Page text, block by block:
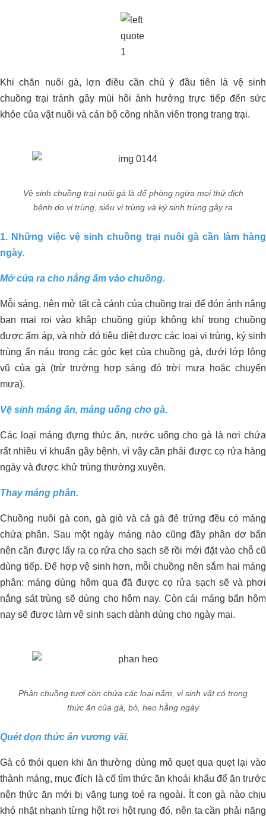
Khi chăn nuôi gà, lợn điều cần chú ý đầu tiên là vệ sinh
chuồng trại tránh gây mùi hôi ảnh hưởng trực tiếp đến sức
khỏe của vật nuôi và cán bộ công nhân viên trong trang trại.
Vệ sinh chuồng trại nuôi gà là để phòng ngừa mọi thứ dịch
bệnh do vị trùng, siêu vi trùng và ký sinh trùng gây ra
1. Những việc vệ sinh chuồng trại nuôi gà cần làm hàng
ngày.
Mở cửa ra cho nắng ấm vào chuồng.
Mỗi sáng, nên mở tất cả cánh của chuồng trại để đón ánh nắng
ban mai rọi vào khắp chuồng giúp không khí trong chuồng
được ấm áp, và nhờ đó tiêu diệt được các loại vi trùng, ký sinh
trùng ẩn náu trong các góc kẹt của chuồng gà, dưới lớp lông
vũ của gà (trừ trường hợp sáng đó trời mưa hoặc chuyển
mưa).
Vệ sinh máng ăn, máng uống cho gà.
Các loại máng đựng thức ăn, nước uống cho gà là nơi chứa
rất nhiều vi khuẩn gây bệnh, vì vậy cần phải được cọ rửa hàng
ngày và được khử trùng thường xuyên.
Thay máng phân.
Chuồng nuôi gà con, gà giò và cả gà đẻ trứng đều có máng
chứa phân. Sau một ngày máng nào cũng đầy phân dơ bẩn
nên cần được lấy ra cọ rửa cho sạch sẽ rồi mới đặt vào chỗ cũ
dùng tiếp. Để hợp vệ sinh hơn, mỗi chuồng nên sắm hai máng
phân: máng dùng hôm qua đã được cọ rửa sạch sẽ và phơi
nắng sát trùng sẽ dùng cho hôm nay. Còn cái máng bẩn hôm
nay sẽ được làm vệ sinh sạch dành dùng cho ngày mai.
Phân chuồng tươi còn chứa các loại nấm, vi sinh vật có trong
thức ăn của gà, bò, heo hằng ngày
Quét dọn thức ăn vương vãi.
Gà có thói quen khi ăn thường dùng mỏ quẹt qua quẹt lại vào
thành máng, mục đích là cố tìm thức ăn khoái khẩu để ăn trước
nên thức ăn mới bị văng tung toé ra ngoài. Ít con gà nào chịu
khó nhặt nhạnh từng hột rơi hột rụng đó, nên ta cần phải năng
Dự án xử lý môi trường trang trại heo
Anh Hỷ_Tây Ninh
Anh Hải_Tây Ninh
Phèn Tại Cái Bè, Tiền Giang: Kinh
Nghiệm Từ Anh Xuân và Giải Pháp
Organic Carbon NEMA2
PHÁT TRIỂN VƯỜN SẦU RIÊNG